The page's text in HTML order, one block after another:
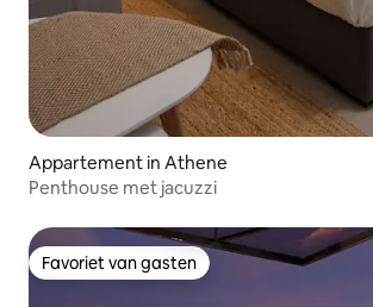
Appartement in Athene
Penthouse met jacuzzi
Favoriet van gasten
Favoriet van gasten